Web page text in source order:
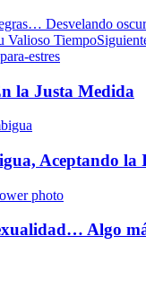
Desvelando
Tiempo
la Justa Medida
Aceptando la
Algo